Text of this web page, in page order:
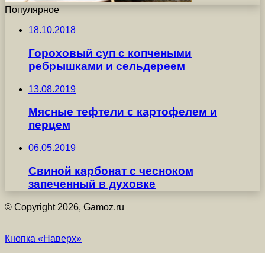
Популярное
18.10.2018
Гороховый суп с копчеными
ребрышками и сельдереем
13.08.2019
Мясные тефтели с картофелем и
перцем
06.05.2019
Свиной карбонат с чесноком
запеченный в духовке
© Copyright 2026, Gamoz.ru
Кнопка «Наверх»